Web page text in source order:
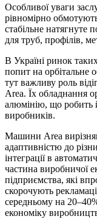
Особливої уваги
рівномірно
стабільне натягнуте
для труб, профілів,
В Україні ринок
попит на орбітальне
тут важливу роль
Area. Їх обладнання
алюмінію, що робить
виробників.
Машини Area
адаптивністю до
інтеграції в
частина виробничої
підприємства, які
скорочують
середньому на
економіку